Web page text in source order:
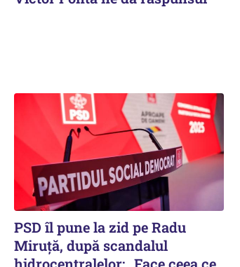
PSD îl pune la zid pe Radu
Miruță, după scandalul